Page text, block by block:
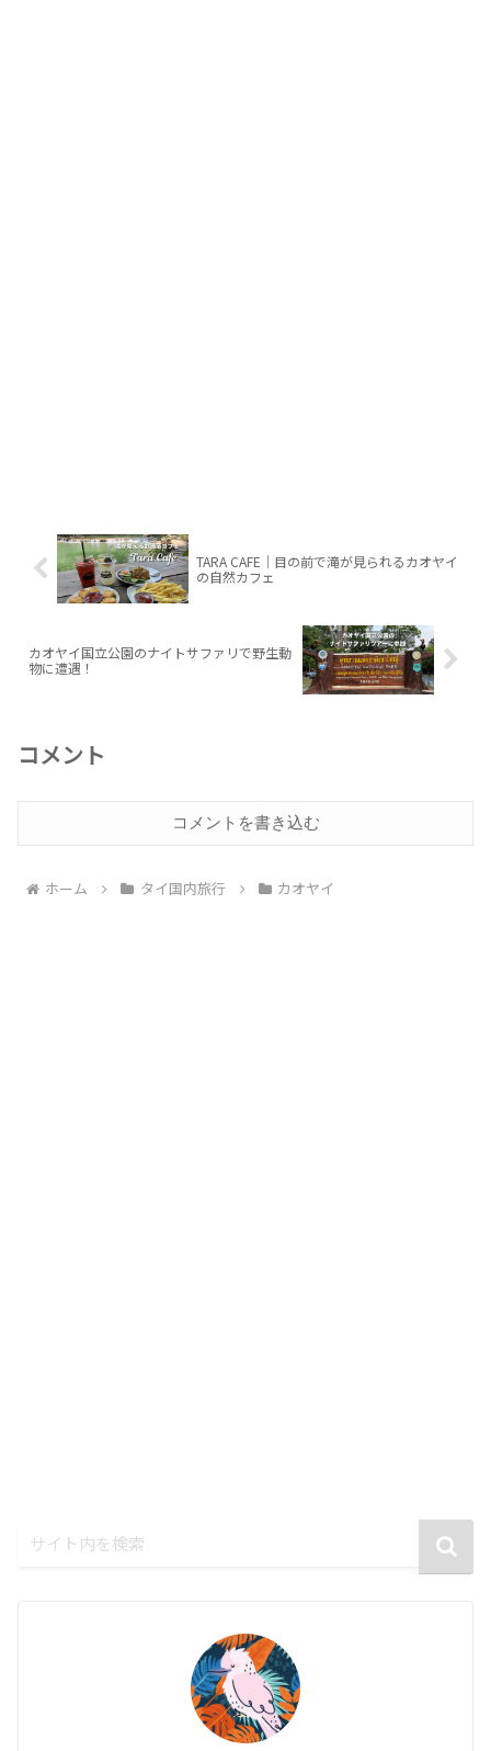
TARA CAFE｜目の前で滝が見られるカオヤイ
の自然カフェ
カオヤイ国立公園のナイトサファリで野生動
物に遭遇！
コメント
コメントを書き込む
ホーム タイ国内旅行 カオヤイ